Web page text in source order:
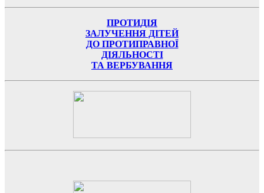
ПРОТИДІЯ
ЗАЛУЧЕННЯ ДІТЕЙ
ДО ПРОТИПРАВНОЇ
ДІЯЛЬНОСТІ
ТА ВЕРБУВАННЯ